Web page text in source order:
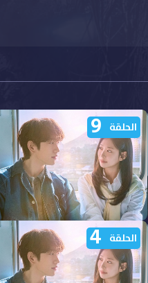
مشاهدة مسلسل Still Shining
الحلقة 9 مترجمة
الحلقة 9
الحلقة 4